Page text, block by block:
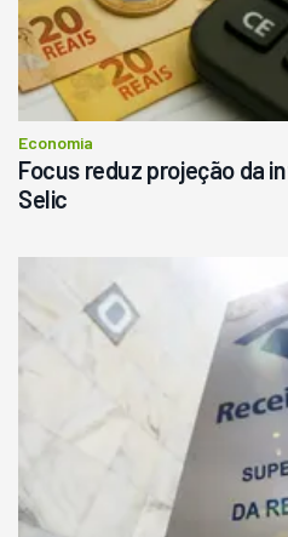
Economia
Focus reduz projeção da
Selic